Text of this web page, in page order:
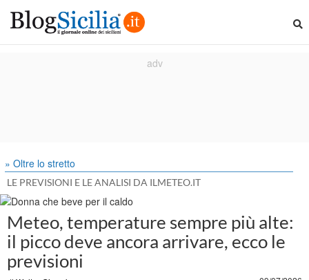
» Oltre lo stretto
LE PREVISIONI E LE ANALISI DA ILMETEO.IT
Meteo, temperature sempre più alte:
il picco deve ancora arrivare, ecco le
previsioni